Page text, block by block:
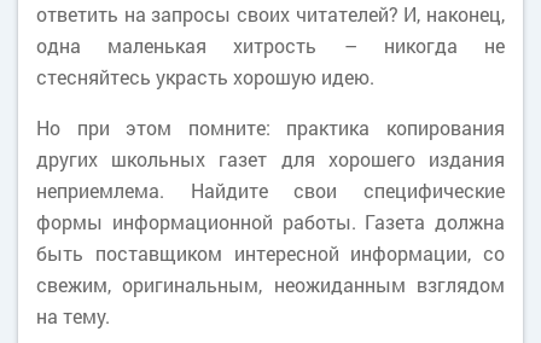
ответить на запросы своих читателей? И, наконец,
одна маленькая хитрость – никогда не
стесняйтесь украсть хорошую идею.
Но при этом помните: практика копирования
других школьных газет для хорошего издания
неприемлема. Найдите свои специфические
формы информационной работы. Газета должна
быть поставщиком интересной информации, со
свежим, оригинальным, неожиданным взглядом
на тему.